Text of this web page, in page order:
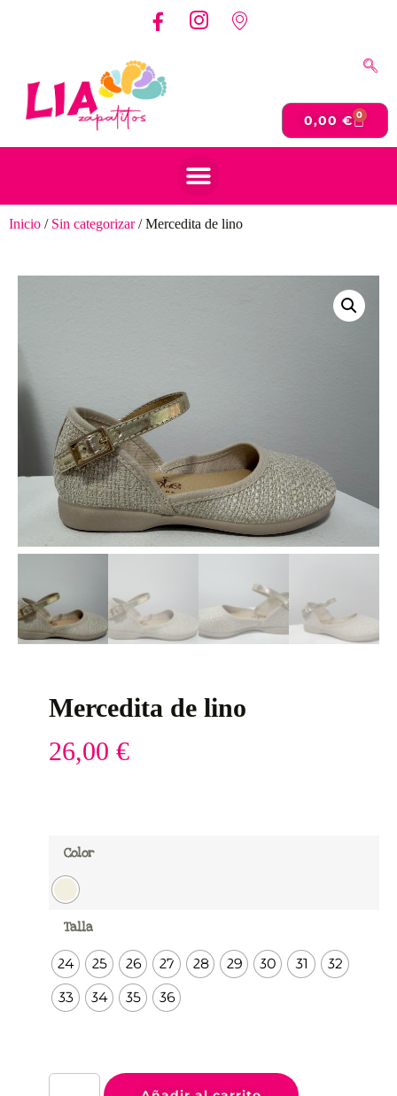
0,00€ 0
Inicio / Sin categorizar/ Mercedita de lino
Mercedita de lino
26,00 €
Color
Talla
24 25 26 27 28 29 30 31
32
33
34 35 36